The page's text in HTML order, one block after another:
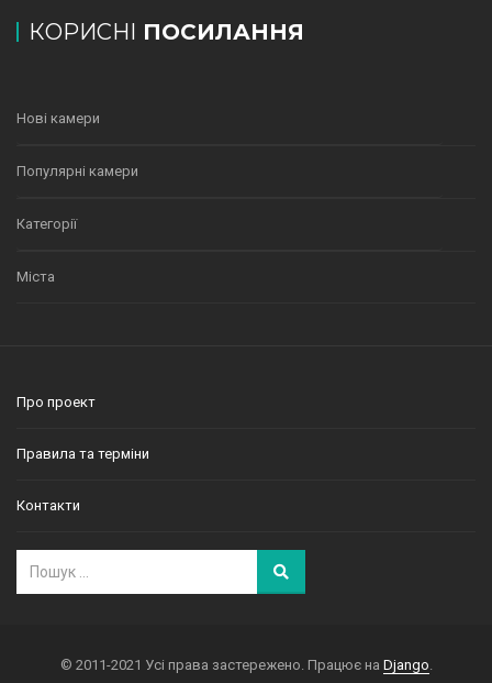
КОРИСНІ ПОСИЛАННЯ
Нові камери
Популярні камери
Категорії
Міста
Про проект
Правила та терміни
Контакти
© 2011-2021 Усі права застережено. Працює на Django.